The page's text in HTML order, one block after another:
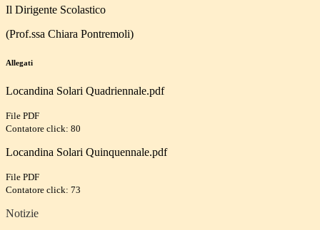
Il Dirigente Scolastico
(Prof.ssa Chiara Pontremoli)
Allegati
Locandina Solari Quadriennale.pdf
File PDF
Contatore click: 80
Locandina Solari Quinquennale.pdf
File PDF
Contatore click: 73
Notizie